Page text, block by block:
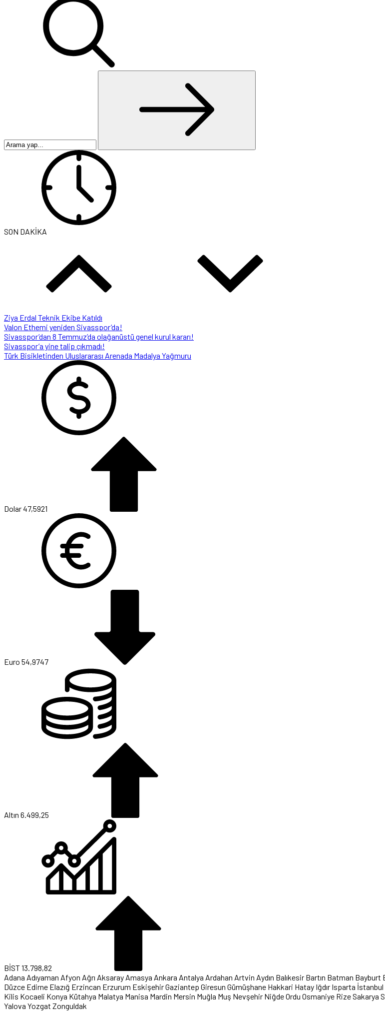
SON DAKİKA
Ziya Erdal Teknik Ekibe Katıldı
Valon Ethemi yeniden Sivasspor’da!
Sivasspor’dan 8 Temmuz’da olağanüstü genel kurul kararı!
Sivasspor’a yine talip çıkmadı!
Türk Bisikletinden Uluslararası Arenada Madalya Yağmuru
Dolar47,5921
Euro 54,9747
Altın 6.499,25
BİST13.798,82
Adana Adıyaman Afyon Ağrı Aksaray Amasya Ankara Antalya Ardahan Artvin Aydın Balıkesir Bartın Batman Bayburt
Düzce Edirne Elazığ Erzincan Erzurum EskişehirGaziantep Giresun Gümüşhane Hakkari Hatay Iğdır Isparta İstanbul
Kilis Kocaeli Konya Kütahya Malatya Manisa Mardin Mersin Muğla Muş Nevşehir NiğdeOrdu Osmaniye RizeSakarya
Yalova Yozgat Zonguldak